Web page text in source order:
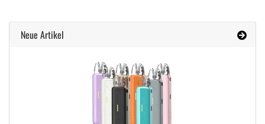
Neue Artikel